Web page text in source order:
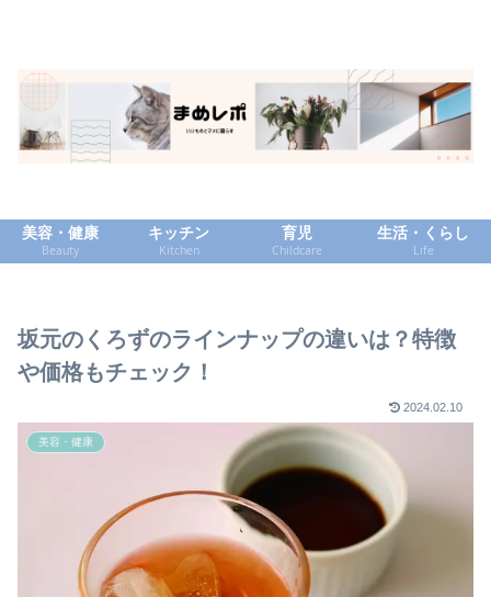
美容・健康
Beauty
キッチン
Kitchen
育児
Childcare
生活・くらし
Life
坂元のくろずのラインナップの違いは？特徴
や価格もチェック！
2024.02.10
美容・健康